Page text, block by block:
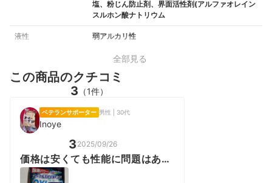
塩、粉じん防止剤、界面活性剤(アルファオレイン
スルホン酸ナトリウム
液性 弱アルカリ性
全部見る
この商品のクチコミ
3 （1件）
ベテランサポーター 男性 | 30代
Inoye
3 2025/09/26
価格は安くても性能に問題はあり
ません